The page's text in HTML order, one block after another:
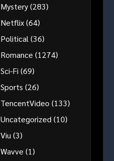
Mystery(283)
Netflix(64)
Political(36)
Romance (1274)
Sci-Fi (69)
Sports (26)
TencentVideo (133)
Uncategorized(10)
Viu(3)
Wavve (1)